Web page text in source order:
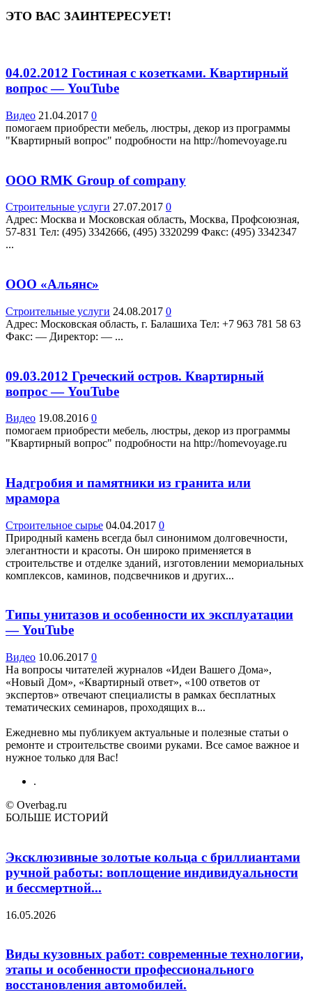
ЭТО ВАС ЗАИНТЕРЕСУЕТ!
04.02.2012 Гостиная с козетками. Квартирный
вопрос — YouTube
Видео 21.04.2017 0
помогаем приобрести мебель, люстры, декор из программы
"Квартирный вопрос" подробности на http://homevoyage.ru
ООО RMK Group of company
Строительные услуги 27.07.2017 0
Адрес: Москва и Московская область, Москва, Профсоюзная,
57-831 Teл: (495) 3342666, (495) 3320299 Факс: (495) 3342347
...
ООО «Альянс»
Строительные услуги 24.08.2017 0
Адрес: Московская область, г. Балашиха Teл: +7 963 781 58 63
Факс: — Директор: — ...
09.03.2012 Греческий остров. Квартирный
вопрос — YouTube
Видео 19.08.2016 0
помогаем приобрести мебель, люстры, декор из программы
"Квартирный вопрос" подробности на http://homevoyage.ru
Надгробия и памятники из гранита или
мрамора
Строительное сырье 04.04.2017 0
Природный камень всегда был синонимом долговечности,
элегантности и красоты. Он широко применяется в
строительстве и отделке зданий, изготовлении мемориальных
комплексов, каминов, подсвечников и других...
Типы унитазов и особенности их эксплуатации
— YouTube
Видео 10.06.2017 0
На вопросы читателей журналов «Идеи Вашего Дома»,
«Новый Дом», «Квартирный ответ», «100 ответов от
экспертов» отвечают специалисты в рамках бесплатных
тематических семинаров, проходящих в...
Ежедневно мы публикуем актуальные и полезные статьи о
ремонте и строительстве своими руками. Все самое важное и
нужное только для Вас!
.
© Overbag.ru
БОЛЬШЕ ИСТОРИЙ
Эксклюзивные золотые кольца с бриллиантами
ручной работы: воплощение индивидуальности
и бессмертной...
16.05.2026
Виды кузовных работ: современные технологии,
этапы и особенности профессионального
восстановления автомобилей.